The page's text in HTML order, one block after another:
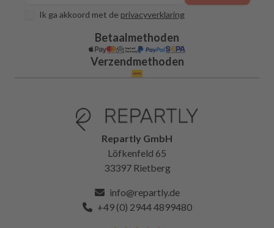
Ik ga akkoord met de privacyverklaring
Betaalmethoden
Verzendmethoden
Repartly GmbH
Löfkenfeld 65
33397 Rietberg
info@repartly.de
+49 (0) 2944 4899480